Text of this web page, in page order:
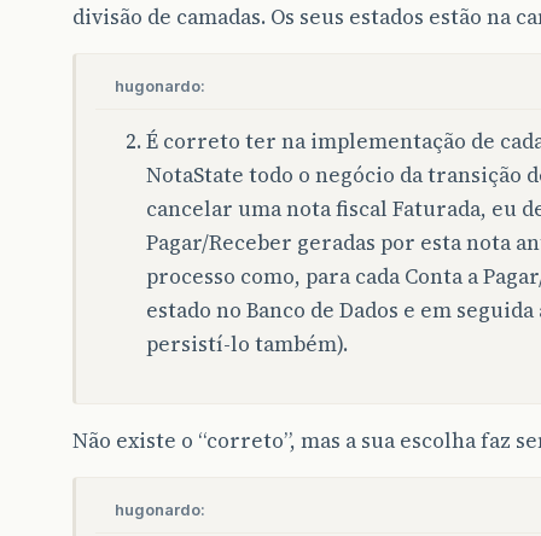
divisão de camadas. Os seus estados estão na
hugonardo:
É correto ter na implementação de
NotaState todo o negócio da transição
cancelar uma nota fiscal Faturada, eu
Pagar/Receber geradas por esta nota
processo como, para cada Conta a
estado no Banco de Dados e em
persistí-lo também).
Não existe o “correto”, mas a sua escolha faz
hugonardo: